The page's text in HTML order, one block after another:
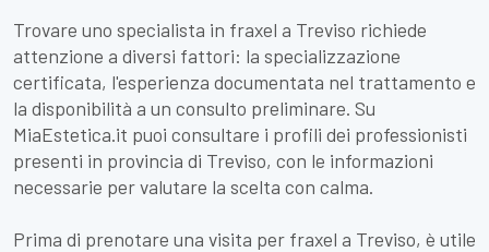
Trovare uno specialista in fraxel a Treviso richiede
attenzione a diversi fattori: la specializzazione
certificata, l'esperienza documentata nel trattamento e
la disponibilità a un consulto preliminare. Su
MiaEstetica.it puoi consultare i profili dei professionisti
presenti in provincia di Treviso, con le informazioni
necessarie per valutare la scelta con calma.
Prima di prenotare una visita per fraxel a Treviso, è utile